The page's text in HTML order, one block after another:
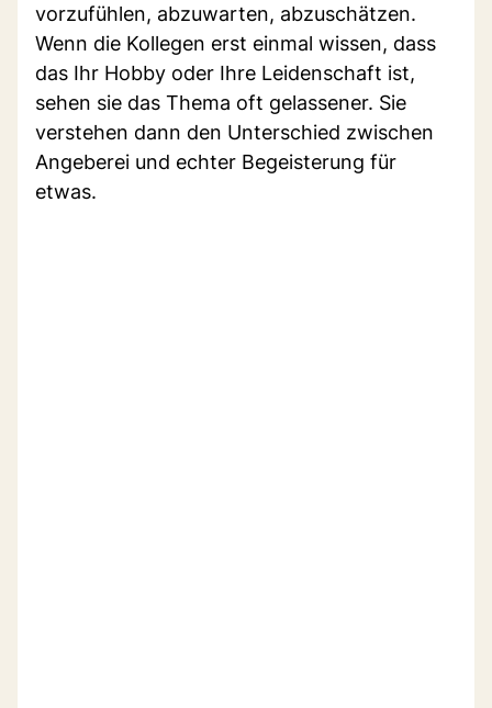
vorzufühlen, abzuwarten, abzuschätzen.
Wenn die Kollegen erst einmal wissen, dass
das Ihr Hobby oder Ihre Leidenschaft ist,
sehen sie das Thema oft gelassener. Sie
verstehen dann den Unterschied zwischen
Angeberei und echter Begeisterung für
etwas.